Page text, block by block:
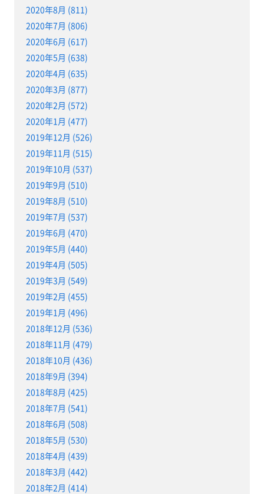
2020年8月 (811)
2020年7月 (806)
2020年6月 (617)
2020年5月 (638)
2020年4月 (635)
2020年3月 (877)
2020年2月 (572)
2020年1月 (477)
2019年12月 (526)
2019年11月 (515)
2019年10月 (537)
2019年9月 (510)
2019年8月 (510)
2019年7月 (537)
2019年6月 (470)
2019年5月 (440)
2019年4月 (505)
2019年3月 (549)
2019年2月 (455)
2019年1月 (496)
2018年12月 (536)
2018年11月 (479)
2018年10月 (436)
2018年9月 (394)
2018年8月 (425)
2018年7月 (541)
2018年6月 (508)
2018年5月 (530)
2018年4月 (439)
2018年3月 (442)
2018年2月 (414)